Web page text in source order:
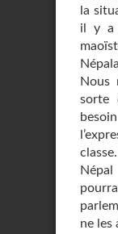
la
il y a
Nous
sorte
ne les